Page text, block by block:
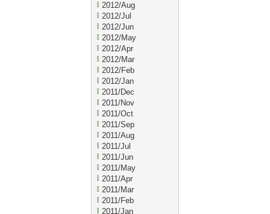
2012/Aug
2012/Jul
2012/Jun
2012/May
2012/Apr
2012/Mar
2012/Feb
2012/Jan
2011/Dec
2011/Nov
2011/Oct
2011/Sep
2011/Aug
2011/Jul
2011/Jun
2011/May
2011/Apr
2011/Mar
2011/Feb
2011/Jan